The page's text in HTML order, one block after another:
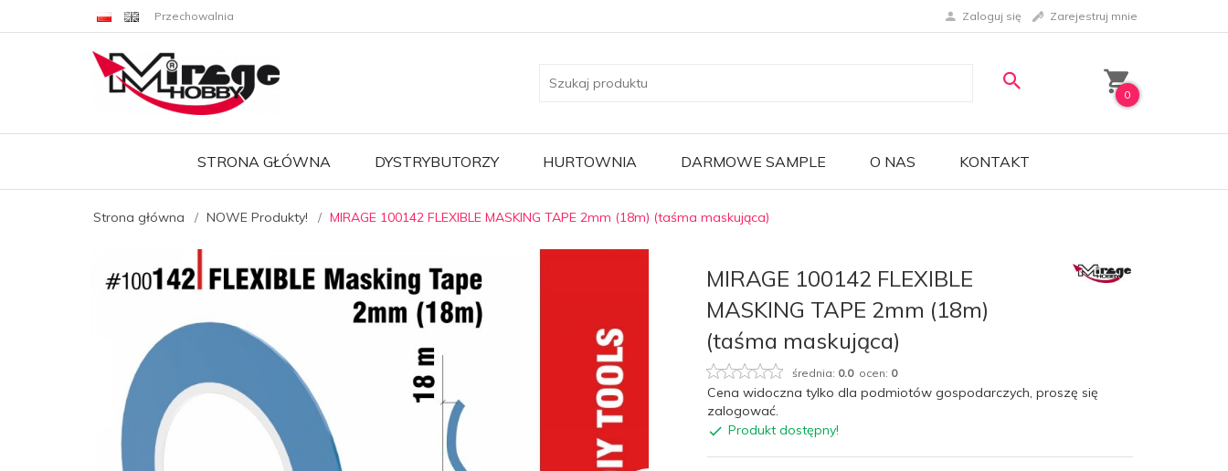
Przechowalnia Zaloguj się Zarejestruj mnie
0
STRONA GŁÓWNA DYSTRYBUTORZY HURTOWNIA DARMOWE SAMPLE O NAS KONTAKT
Strona główna NOWE Produkty! MIRAGE 100142 FLEXIBLE MASKING TAPE 2mm (18m) (taśma maskująca)
MIRAGE 100142 FLEXIBLE
MASKING TAPE 2mm (18m)
(taśma maskująca)
średnia: 0.0ocen: 0
Cena widoczna tylko dla podmiotów gospodarczych, proszę się
zalogować.
Produkt dostępny!